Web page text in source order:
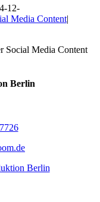
12-
Media Content|
Social Media Content
Berlin
Berlin